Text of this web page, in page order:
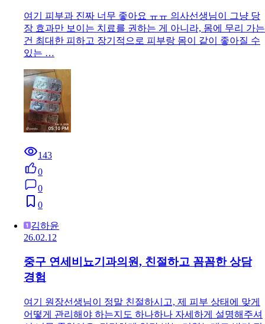
여기 피부과 진짜 너무 좋아요 ㅠㅠ 의사선생님이 그냥 당
장 효과만 보이는 치료를 권하는 게 아니라, 몸에 무리 가는
건 최대한 피하고 장기적으로 피부랑 몸이 같이 좋아질 수
있는 …
143
0
0
0
김하윤
26.02.12
중구 연세비뇨기과의원, 친절하고 꼼꼼한 상담
경험
여기 원장선생님이 정말 친절하시고, 제 피부 상태에 맞게
어떻게 관리해야 하는지도 하나하나 자세하게 설명해주셔